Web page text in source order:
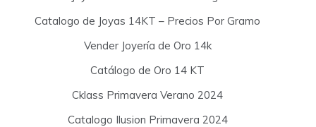
Catalogo de Joyas 14KT – Precios Por Gramo
Vender Joyería de Oro 14k
Catálogo de Oro 14 KT
Cklass Primavera Verano 2024
Catalogo Ilusion Primavera 2024